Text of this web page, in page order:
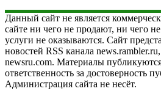
Данный сайт не является
сайте ни чего не продают, ни чего
услуги не оказываются. Сайт
новостей RSS канала
newsru.com. Материалы
ответственность за достоверность
Администрация сайта не несёт.